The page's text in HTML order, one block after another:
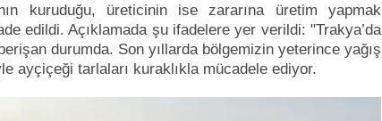
kuruduğu, üreticinin ise zararına üretim yapmak
edildi. Açıklamada şu ifadelere yer verildi: "Trakya’da
durumda. Son yıllarda bölgemizin yeterince yağış
ayçiçeği tarlaları kuraklıkla mücadele ediyor.